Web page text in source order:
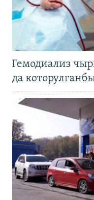
Гемодиализ
да